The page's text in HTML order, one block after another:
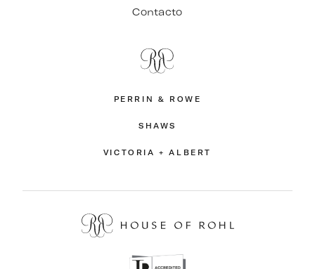
Contacto
PERRIN & ROWE
SHAWS
VICTORIA + ALBERT